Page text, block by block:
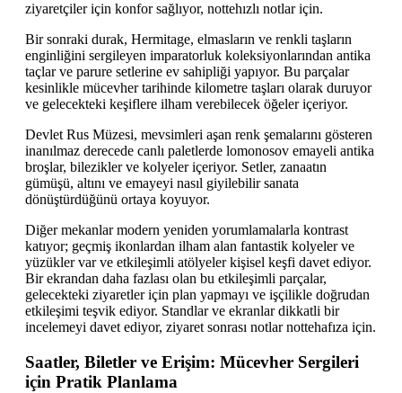
ziyaretçiler için konfor sağlıyor, nottehızlı notlar için.
Bir sonraki durak, Hermitage, elmasların ve renkli taşların
enginliğini sergileyen imparatorluk koleksiyonlarından antika
taçlar ve parure setlerine ev sahipliği yapıyor. Bu parçalar
kesinlikle mücevher tarihinde kilometre taşları olarak duruyor
ve gelecekteki keşiflere ilham verebilecek öğeler içeriyor.
Devlet Rus Müzesi, mevsimleri aşan renk şemalarını gösteren
inanılmaz derecede canlı paletlerde lomonosov emayeli antika
broşlar, bilezikler ve kolyeler içeriyor. Setler, zanaatın
gümüşü, altını ve emayeyi nasıl giyilebilir sanata
dönüştürdüğünü ortaya koyuyor.
Diğer mekanlar modern yeniden yorumlamalarla kontrast
katıyor; geçmiş ikonlardan ilham alan fantastik kolyeler ve
yüzükler var ve etkileşimli atölyeler kişisel keşfi davet ediyor.
Bir ekrandan daha fazlası olan bu etkileşimli parçalar,
gelecekteki ziyaretler için plan yapmayı ve işçilikle doğrudan
etkileşimi teşvik ediyor. Standlar ve ekranlar dikkatli bir
incelemeyi davet ediyor, ziyaret sonrası notlar nottehafıza için.
Saatler, Biletler ve Erişim: Mücevher Sergileri
için Pratik Planlama